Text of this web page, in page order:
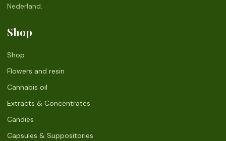
Nederland.
Shop
Shop
Flowers and resin
Cannabis oil
Extracts & Concentrates
Candies
Capsules & Suppositories